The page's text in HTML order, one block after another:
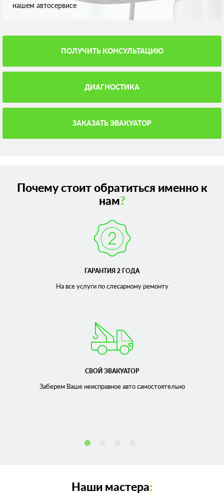
нашем автосервисе
ПОЛУЧИТЬ КОНСУЛЬТАЦИЮ
ДИАГНОСТИКА
ЗАКАЗАТЬ ЭВАКУАТОР
Почему стоит обратиться именно к
нам?
ГАРАНТИЯ 2 ГОДА
На все услуги по слесарномуремонту
СВОЙ ЭВАКУАТОР
Заберем Ваше неисправноеавто самостоятельно
Наши мастера: